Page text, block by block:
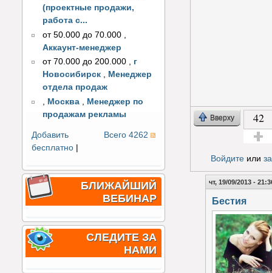
(проектные продажи,
работа с...
от 50.000 до 70.000
Аккаунт-менеджер
от 70.000 до 200.000 , г
Новосибирск , Менеджер
отдела продаж
, Москва , Менеджер по
продажам рекламы
Всего 4262
Добавить
бесплатно
БЛИЖАЙШИЙ
ВЕБИНАР
СЛЕДИТЕ ЗА
НАМИ
Вверху 42
Войдитеили
чт, 19/09/2013 -
Бестия